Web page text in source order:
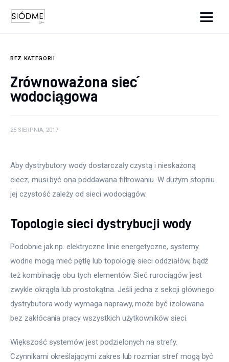
Uroda
Więcej
BEZ KATEGORII
Zrównoważona sieć
wodociągowa
25 SIERPNIA, 2017
Aby dystrybutory wody dostarczały czystą i nieskażoną
ciecz, musi być ona poddawana filtrowaniu. W dużym stopniu
jej czystość zależy od sieci wodociągów.
Topologie sieci dystrybucji wody
Podobnie jak np. elektryczne linie energetyczne, systemy
wodne mogą mieć pętlę lub topologię sieci oddziałów, bądź
też kombinację obu tych elementów. Sieć rurociągów jest
zwykle okrągła lub prostokątna. Jeśli jedna z sekcji głównego
dystrybutora wody wymaga naprawy, może być izolowana
bez zakłócania pracy wszystkich użytkowników sieci.
Większość systemów jest podzielonych na strefy.
Czynnikami określającymi zakres lub rozmiar stref mogą być